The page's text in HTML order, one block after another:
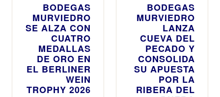
BODEGAS
MURVIEDRO
SE ALZA CON
CUATRO
MEDALLAS
DE ORO EN
EL BERLINER
WEIN
TROPHY 2026
BODEGAS
MURVIEDRO
LANZA
CUEVA DEL
PECADO Y
CONSOLIDA
SU APUESTA
POR LA
RIBERA DEL